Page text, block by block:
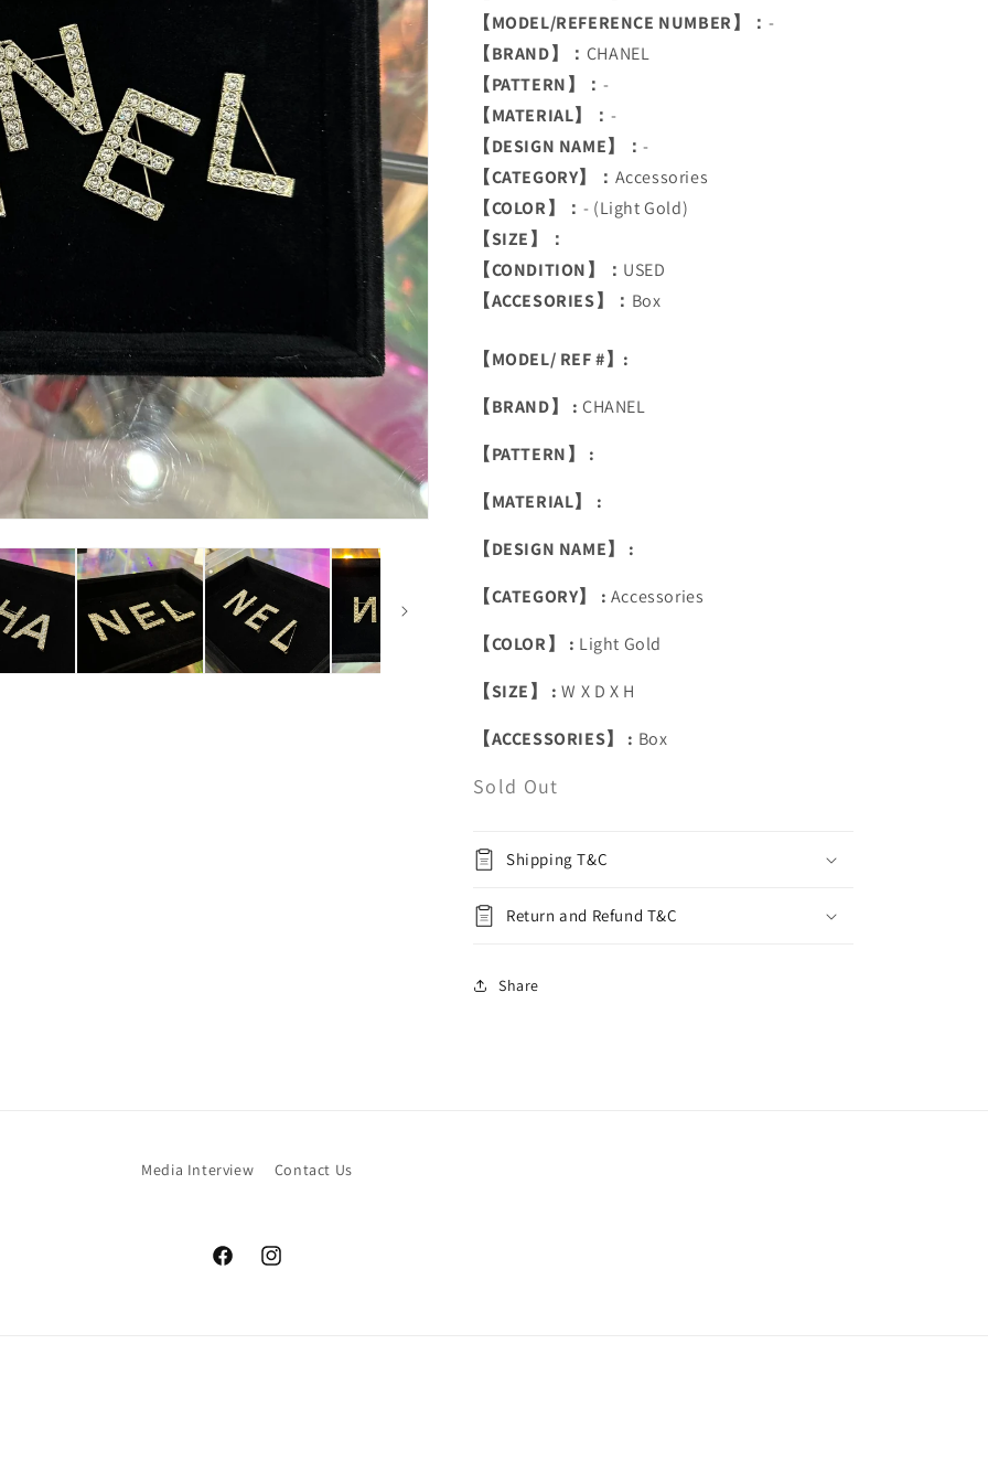
【MODEL/REFERENCE NUMBER】： -
【BRAND】： CHANEL
【PATTERN】： -
【MATERIAL】： -
【DESIGN NAME】：-
【CATEGORY】： Accessories
【COLOR】： - (Light Gold)
【SIZE】：
【CONDITION】： USED
【ACCESORIES】： Box
【MODEL/ REF #】:
【BRAND】 : CHANEL
【PATTERN】 :
【MATERIAL】 :
【DESIGN NAME】 :
【CATEGORY】 : Accessories
【COLOR】 : Light Gold
【SIZE】 :W X D X H
【ACCESSORIES】 : Box
Sold Out
Shipping T&C
Return and Refund T&C
Share
Media Interview Contact Us
FacebookInstagram